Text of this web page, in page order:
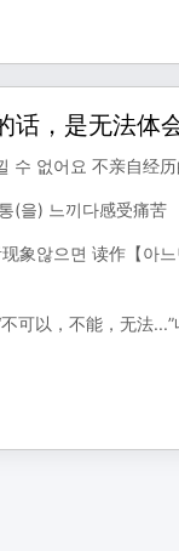
话，是无法体
수 없어요 不亲自经
(을) 느끼다感受痛苦
象않으면 读作【아
可以，不能，无法